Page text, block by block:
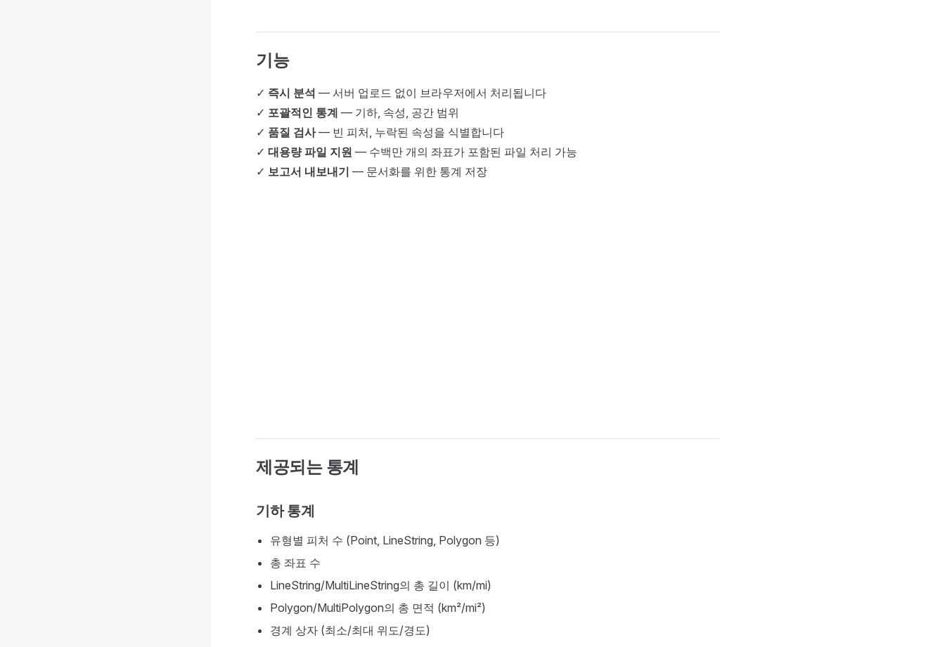
기능
✓ 즉시 분석 — 서버 업로드 없이 브라우저에서 처리됩니다
✓ 포괄적인 통계 — 기하, 속성, 공간 범위
✓ 품질 검사— 빈 피처, 누락된 속성을 식별합니다
✓ 대용량 파일 지원 — 수백만 개의 좌표가 포함된 파일 처리 가능
✓ 보고서 내보내기 — 문서화를 위한 통계 저장
제공되는 통계
기하 통계
유형별 피처 수 (Point, LineString, Polygon 등)
총 좌표 수
LineString/MultiLineString의 총 길이 (km/mi)
Polygon/MultiPolygon의 총 면적 (km²/mi²)
경계 상자 (최소/최대 위도/경도)